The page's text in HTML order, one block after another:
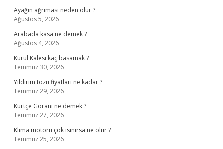
Ayağın ağrıması neden olur ?
Ağustos 5, 2026
Arabada kasa ne demek ?
Ağustos 4, 2026
Kurul Kalesi kaç basamak ?
Temmuz 30, 2026
Yıldırım tozu fiyatları ne kadar ?
Temmuz 29, 2026
Kürtçe Gorani ne demek ?
Temmuz 27, 2026
Klima motoru çok ısınırsa ne olur ?
Temmuz 25, 2026